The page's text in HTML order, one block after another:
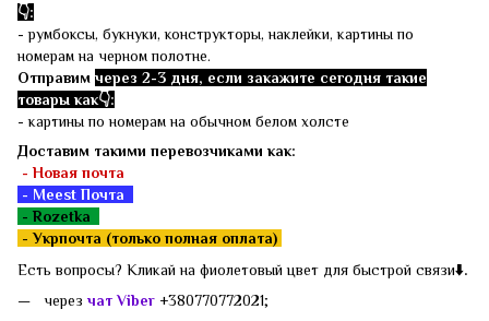
👇:
- румбоксы, букнуки, конструкторы, наклейки, картины по
номерам на черном полотне.
Отправим через 2-3 дня, если закажите сегодня такие
товары как👇:
- картины по номерам на обычном белом холсте
Доставим такими перевозчиками как:
- Новая почта
- Meest Почта
- Rozetka
-Укрпочта (только полная оплата)
Есть вопросы? Кликай на фиолетовый цвет для быстрой связи⬇️.
через чат Viber +380770772021;